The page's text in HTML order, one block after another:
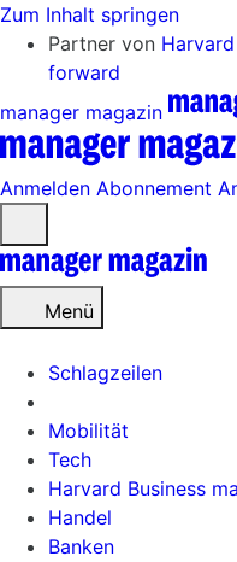
Zum Inhalt springen
Partner von
forward
manager magazin
Anmelden Abonnement
öffnen
Menü
Schlagzeilen
Mobilität
Tech
Harvard Business
Handel
Banken